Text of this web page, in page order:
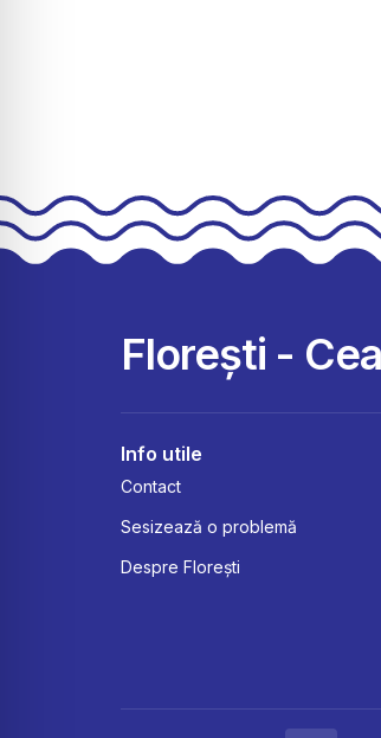
Florești -
Info utile
Contact
Sesizează o problemă
Despre Florești